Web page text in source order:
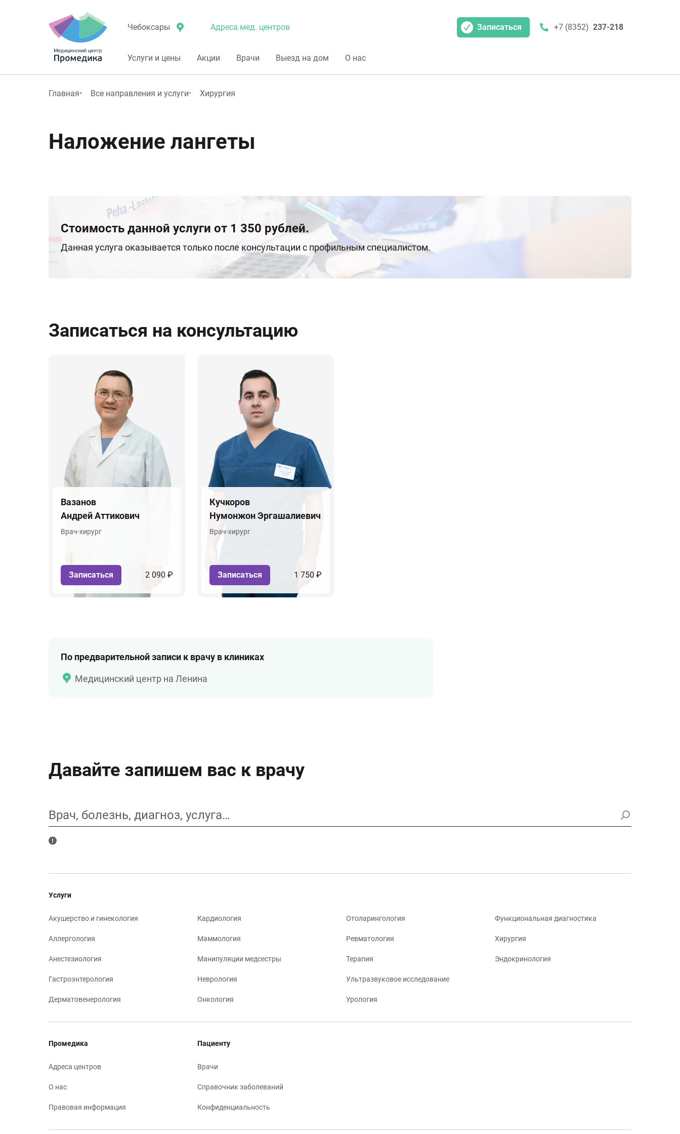
Чебоксары Адреса мед. центров Записаться +7 (8352) 237-218
Услуги и цены Акции Врачи Выезд на дом О нас
Главная Все направления и услуги Хирургия
Наложение лангеты
Стоимость данной услуги от 1 350 рублей.
Данная услуга оказывается только после консультации с профильным специалистом.
Записаться на консультацию
Вазанов
Андрей Аттикович
Врач-хирург
Записаться 2 090 ₽
Кучкоров
Нумонжон Эргашалиевич
Врач-хирург
Записаться 1 750 ₽
По предварительной записи к врачу в клиниках
Медицинский центр на Ленина
Давайте запишем вас к врачу
Врач, болезнь, диагноз, услуга…
Услуги
Акушерство и гинекология
Аллергология
Анестезиология
Гастроэнтерология
Дерматовенерология
Кардиология
Маммология
Манипуляции медсестры
Неврология
Онкология
Отоларингология
Ревматология
Терапия
Ультразвуковое исследование
Урология
Функциональная диагностика
Хирургия
Эндокринология
Промедика
Адреса центров
О нас
Правовая информация
Пациенту
Врачи
Справочник заболеваний
Конфиденциальность